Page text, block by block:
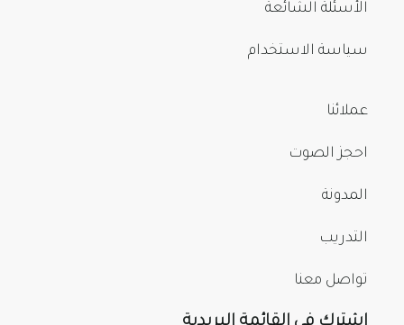
الأسئلة الشائعة
سياسة الاستخدام
عملائنا
احجز الصوت
المدونة
التدريب
تواصل معنا